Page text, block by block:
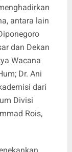
antara lain
dan Dekan
Wacana
Dr. Ani
dari
Divisi
Rois,